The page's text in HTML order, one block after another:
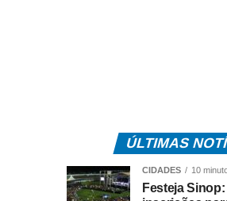
ÚLTIMAS
CIDADES 10
Festeja